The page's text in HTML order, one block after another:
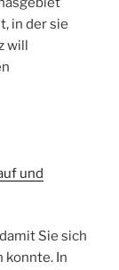
in der sie
will
und
Sie sich
konnte. In